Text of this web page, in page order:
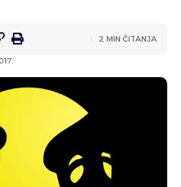
2 MIN ČITANJA